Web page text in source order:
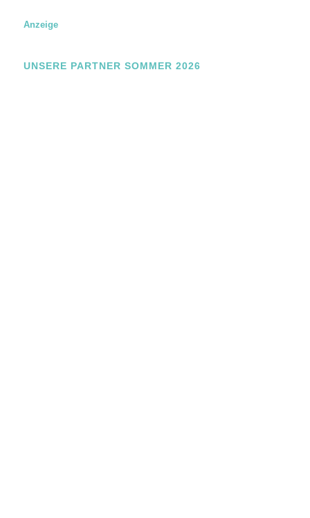
Anzeige
UNSERE PARTNER SOMMER 2026